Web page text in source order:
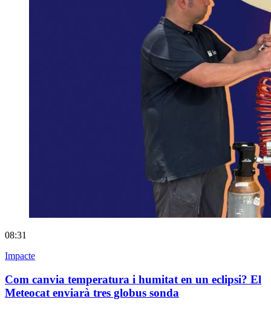
08:31
Impacte
Com canvia temperatura i humitat en un eclipsi? El
Meteocat enviarà tres globus sonda